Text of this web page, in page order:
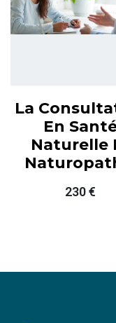
La
En
Naturelle
230€